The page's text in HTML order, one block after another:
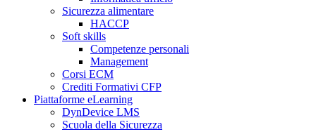
Sicurezza alimentare
HACCP
Soft skills
Competenze personali
Management
Corsi ECM
Crediti Formativi CFP
Piattaforme eLearning
DynDevice LMS
Scuola della Sicurezza